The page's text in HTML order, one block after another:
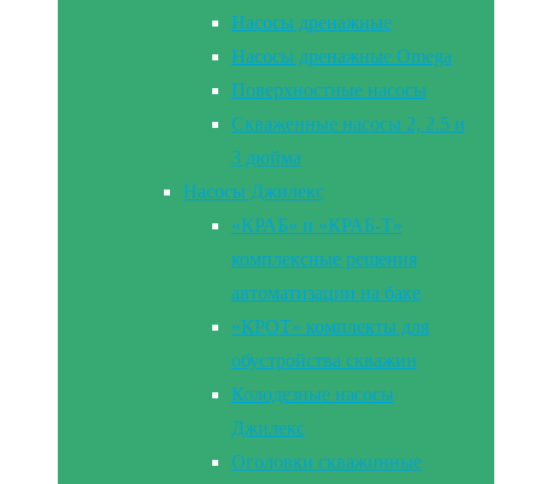
Насосы дренажные
Насосы дренажные Omega
Поверхностные насосы
Скваженные насосы 2, 2.5 и
3 дюйма
Насосы Джилекс
«КРАБ» и «КРАБ-Т»
комплексные решения
автоматизации на баке
«КРОТ» комплекты для
обустройства скважин
Колодезные насосы
Джилекс
Оголовки скважинные